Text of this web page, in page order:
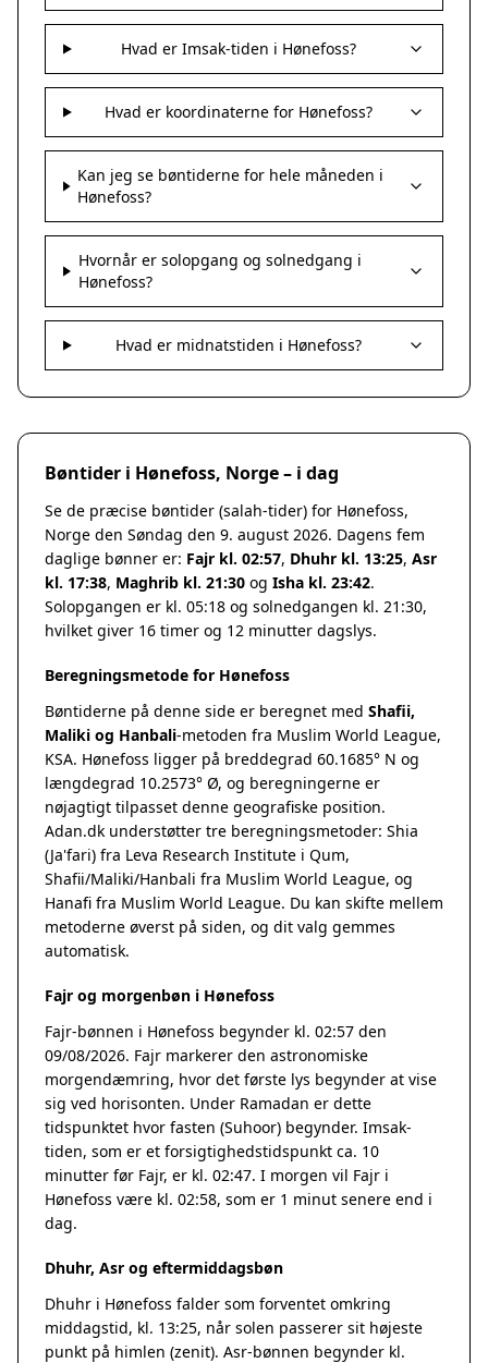
Hvad er Imsak-tiden i Hønefoss?
Hvad er koordinaterne for Hønefoss?
Kan jeg se bøntiderne for hele måneden i
Hønefoss?
Hvornår er solopgang og solnedgang i
Hønefoss?
Hvad er midnatstiden i Hønefoss?
Bøntider i Hønefoss, Norge – i dag
Se de præcise bøntider (salah-tider) for Hønefoss,
Norge den Søndag den 9. august 2026. Dagens fem
daglige bønner er: Fajr kl. 02:57, Dhuhr kl. 13:25, Asr
kl. 17:38, Maghrib kl. 21:30 og Isha kl. 23:42.
Solopgangen er kl. 05:18 og solnedgangen kl. 21:30,
hvilket giver 16 timer og 12 minutter dagslys.
Beregningsmetode for Hønefoss
Bøntiderne på denne side er beregnet med Shafii,
Maliki og Hanbali-metoden fra Muslim World League,
KSA. Hønefoss ligger på breddegrad 60.1685° N og
længdegrad 10.2573° Ø, og beregningerne er
nøjagtigt tilpasset denne geografiske position.
Adan.dk understøtter tre beregningsmetoder: Shia
(Ja'fari) fra Leva Research Institute i Qum,
Shafii/Maliki/Hanbali fra Muslim World League, og
Hanafi fra Muslim World League. Du kan skifte mellem
metoderne øverst på siden, og dit valg gemmes
automatisk.
Fajr og morgenbøn i Hønefoss
Fajr-bønnen i Hønefoss begynder kl. 02:57 den
09/08/2026. Fajr markerer den astronomiske
morgendæmring, hvor det første lys begynder at vise
sig ved horisonten. Under Ramadan er dette
tidspunktet hvor fasten (Suhoor) begynder. Imsak-
tiden, som er et forsigtighedstidspunkt ca. 10
minutter før Fajr, er kl. 02:47. I morgen vil Fajr i
Hønefoss være kl. 02:58, som er 1 minut senere end i
dag.
Dhuhr, Asr og eftermiddagsbøn
Dhuhr i Hønefoss falder som forventet omkring
middagstid, kl. 13:25, når solen passerer sit højeste
punkt på himlen (zenit). Asr-bønnen begynder kl.